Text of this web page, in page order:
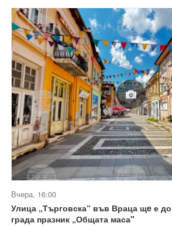
Вчера, 16:00
Улица „Търговска“ във Враца щe е
града празник „Общата маса"